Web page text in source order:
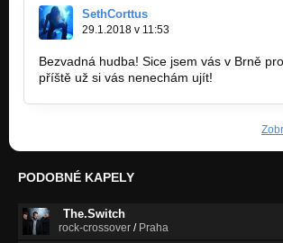
SethCorttus
29.1.2018 v 11:53
Bezvadná hudba! Sice jsem vás v Brně
příště už si vás nenechám ujít!
PODOBNÉ KAPELY
The.Switch
rock-crossover / Praha